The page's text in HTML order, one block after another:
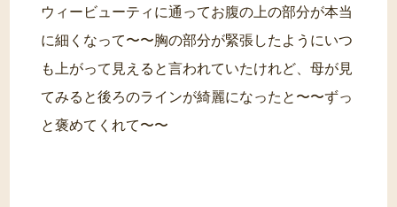
ウィービューティに通ってお腹の上の部分が本当
に細くなって〜〜胸の部分が緊張したようにいつ
も上がって見えると言われていたけれど、母が見
てみると後ろのラインが綺麗になったと〜〜ずっ
と褒めてくれて〜〜